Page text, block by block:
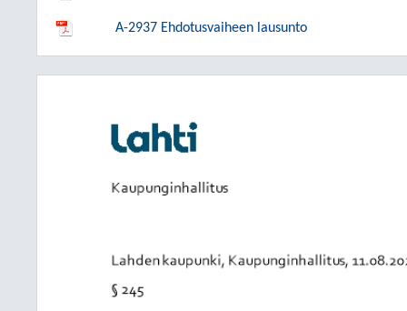
A-2937 Ehdotusvaiheen lausunto